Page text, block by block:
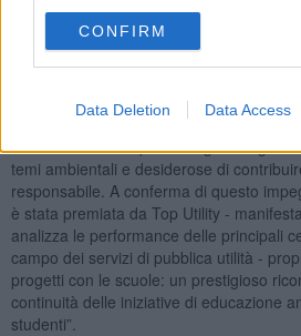
CONFIRM
Data Deletion Data Access
Non sono mancati giochi e spettacoli:
ha proposto attività ludico-didattiche,
ha entusiasmato il pubblico con una
- rappresenta un pilastro del nostro
lunga durata del progetto e l’entusiasmo
anno dimostrano quanto le giovani
temi ambientali e desiderose di
responsabile. A conferma di questo
è stata premiata da Top Utility -
analizza le performance delle principali
campo dei servizi di pubblica utilità -
progetti con le scuole: un prestigioso
continuità delle iniziative di educazione
studenti”.